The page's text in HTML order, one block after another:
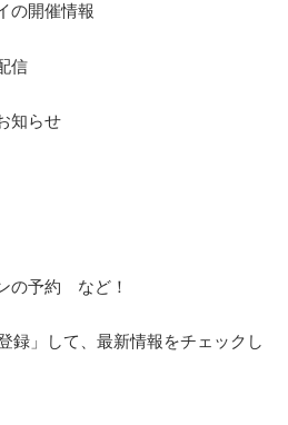
の開催情報
信
知らせ
の予約 など！
録」して、最新情報をチェックし